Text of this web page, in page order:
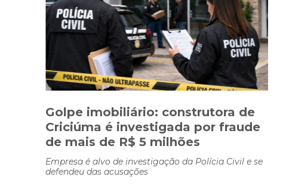
Golpe imobiliário: construtora de
Criciúma é investigada por fraude
de mais de R$ 5 milhões
Empresa é alvo de investigação da Polícia Civil e se
defendeu das acusações